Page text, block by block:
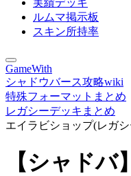
実績デッキ
ルムマ掲示板
スキン所持率
GameWith
シャドウバース攻略wiki
特殊フォーマットまとめ
レガシーデッキまとめ
エイラビショップ(レガ
【シャド